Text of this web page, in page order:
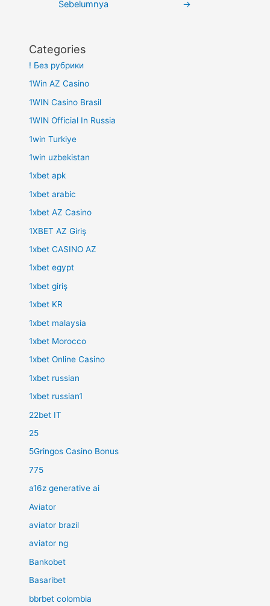
Sebelumnya →
Categories
! Без рубрики
1Win AZ Casino
1WIN Casino Brasil
1WIN Official In Russia
1win Turkiye
1win uzbekistan
1xbet apk
1xbet arabic
1xbet AZ Casino
1XBET AZ Giriş
1xbet CASINO AZ
1xbet egypt
1xbet giriş
1xbet KR
1xbet malaysia
1xbet Morocco
1xbet Online Casino
1xbet russian
1xbet russian1
22bet IT
25
5Gringos Casino Bonus
775
a16z generative ai
Aviator
aviator brazil
aviator ng
Bankobet
Basaribet
bbrbet colombia